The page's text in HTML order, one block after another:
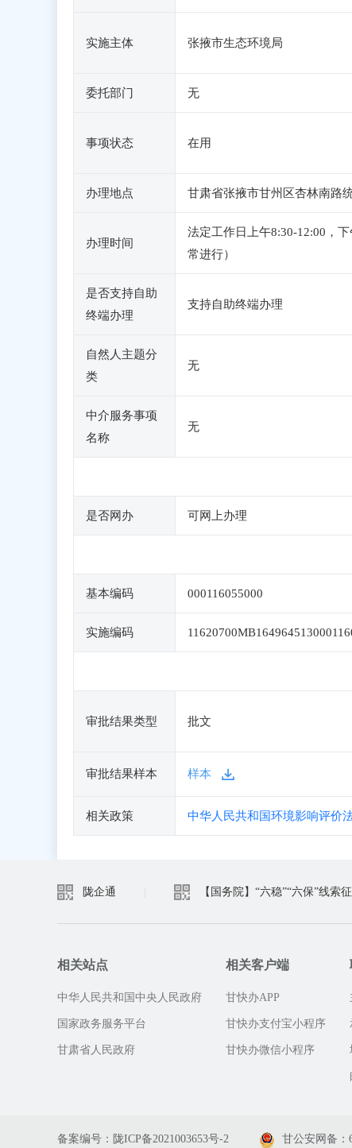
实施主体 张掖市生态环境局
委托部门 无
事项状态 在用
办理地点 甘肃省张掖市甘州区杏林南路
办理时间
法定工作日上午8:30-12:00，
常进行）
是否支持自助
终端办理
支持自助终端办理
自然人主题分
类
无
中介服务事项
名称
无
是否网办 可网上办理
基本编码 000116055000
实施编码
审批结果类型 批文
审批结果样本 样本
相关政策 中华人民共和国环境影响评价
陇企通 【国务院】“六稳”“六保”线索
相关站点
中华人民共和国中央人民政府
国家政务服务平台
甘肃省人民政府
相关客户端
甘快办APP
甘快办支付宝小程序
甘快办微信小程序
备案编号：陇ICP备2021003653号-2 甘公安网备：